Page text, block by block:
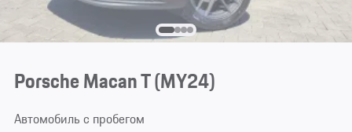
Porsche Macan T (MY24)
Автомобиль с пробегом